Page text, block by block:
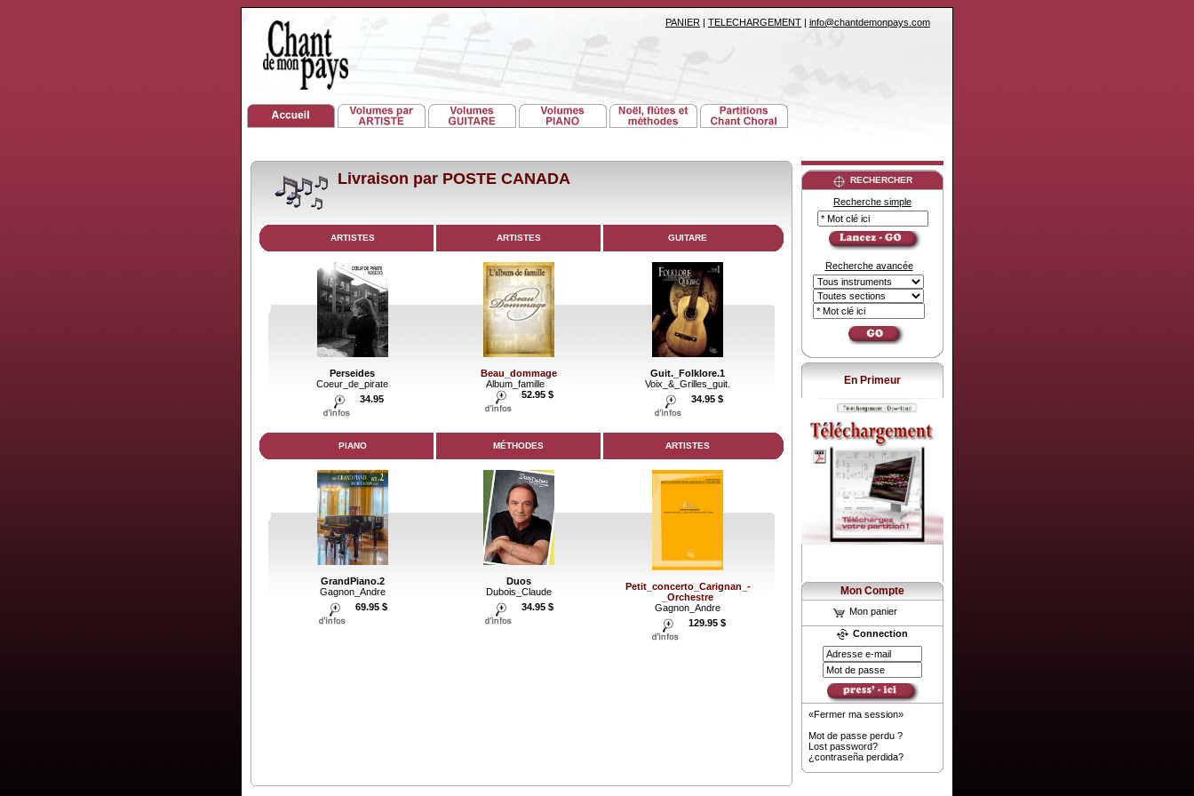
PANIER | TELECHARGEMENT | info@chantdemonpays.com
Livraison par POSTE CANADA
ARTISTES ARTISTES GUITARE
Perseides
Coeur_de_pirate
34.95
Beau_dommage
Album_famille
52.95 $
Guit._Folklore.1
Voix_&_Grilles_guit.
34.95 $
PIANO MÉTHODES ARTISTES
GrandPiano.2
Gagnon_Andre
69.95 $
Duos
Dubois_Claude
34.95 $
Petit_concerto_Carignan_-
_Orchestre
Gagnon_Andre
129.95 $
RECHERCHER
Recherche simple
Recherche avancée
En Primeur
Mon Compte
Mon panier
Connection
«Fermer ma session»
Mot de passe perdu ?
Lost password?
¿contraseña perdida?